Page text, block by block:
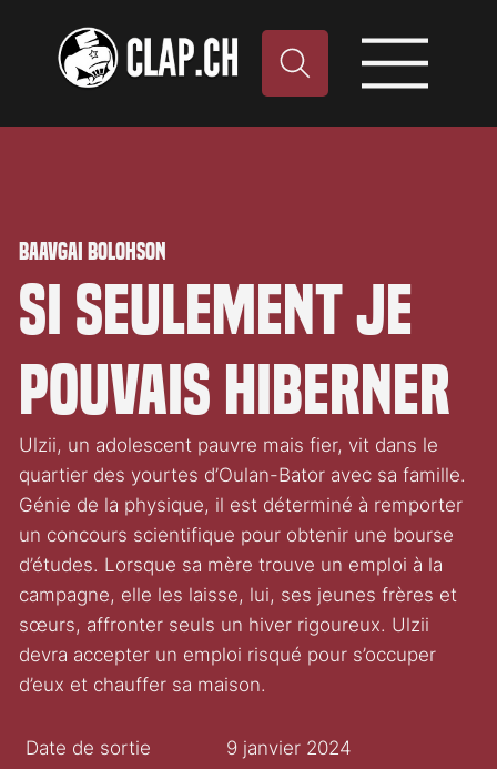
Baavgai Bolohson
Si seulement je
pouvais hiberner
Ulzii, un adolescent pauvre mais fier, vit dans le
quartier des yourtes d’Oulan-Bator avec sa famille.
Génie de la physique, il est déterminé à remporter
un concours scientifique pour obtenir une bourse
d’études. Lorsque sa mère trouve un emploi à la
campagne, elle les laisse, lui, ses jeunes frères et
sœurs, affronter seuls un hiver rigoureux. Ulzii
devra accepter un emploi risqué pour s’occuper
d’eux et chauffer sa maison.
Date de sortie
9 janvier 2024